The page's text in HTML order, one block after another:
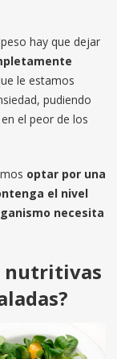
hay que dejar
le estamos
pudiendo
el peor de los
optar por una
el nivel
necesita
nutritivas